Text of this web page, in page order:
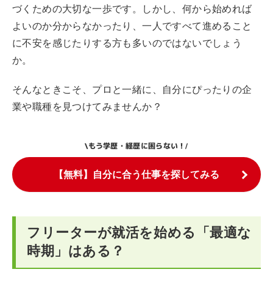
づくための大切な一歩です。しかし、何から始めれば
よいのか分からなかったり、一人ですべて進めること
に不安を感じたりする方も多いのではないでしょう
か。
そんなときこそ、プロと一緒に、自分にぴったりの企
業や職種を見つけてみませんか？
\もう学歴・経歴に困らない！/
【無料】自分に合う仕事を探してみる
フリーターが就活を始める「最適な
時期」はある？